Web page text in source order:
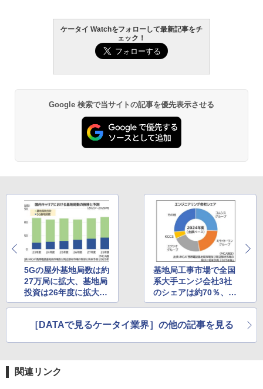
ケータイ Watchをフォローして最新記事をチ
ェック！
Google 検索で当サイトの記事を優先表示させる
5Gの屋外基地局数は約
27万局に拡大、基地局
投資は26年度に拡大す
る見込み
基地局工事市場で全国
系大手エンジ会社3社
のシェアは約70％、グ
ループ内再編や組織整
［DATAで見るケータイ業界］の他の記事を見る
関連リンク